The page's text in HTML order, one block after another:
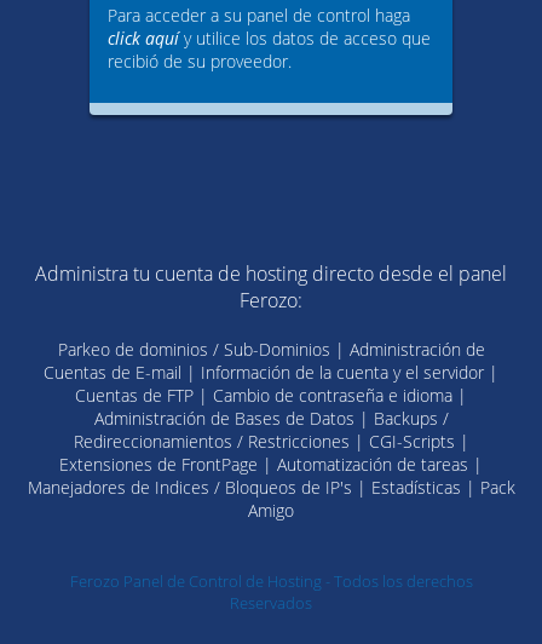
Para acceder a su panel de control haga
click aquíy utilice los datos de acceso que
recibió de su proveedor.
Administra tu cuenta de hosting directo desde el panel
Ferozo:
Parkeo de dominios / Sub-Dominios | Administración de
Cuentas de E-mail | Información de la cuenta y el servidor |
Cuentas de FTP | Cambio de contraseña e idioma |
Administración de Bases de Datos | Backups /
Redireccionamientos / Restricciones | CGI-Scripts |
Extensiones de FrontPage | Automatización de tareas |
Manejadores de Indices / Bloqueos de IP's | Estadísticas | Pack
Amigo
Ferozo Panel de Control de Hosting - Todos los derechos
Reservados